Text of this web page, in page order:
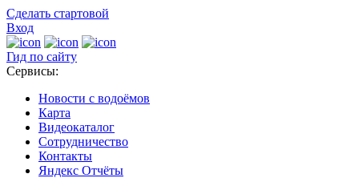
Сделать стартовой
Вход
Гид по сайту
Сервисы:
Новости с водоёмов
Карта
Видеокаталог
Сотрудничество
Контакты
Яндекс Отчёты